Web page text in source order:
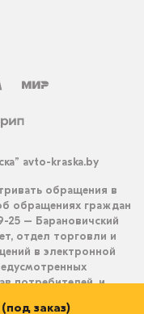
заказ)
avto-kraska.by
обращения в
обращениях граждан
25 – Барановичский
отдел торговли и
в электронной
потребителей, и
kraska.by и